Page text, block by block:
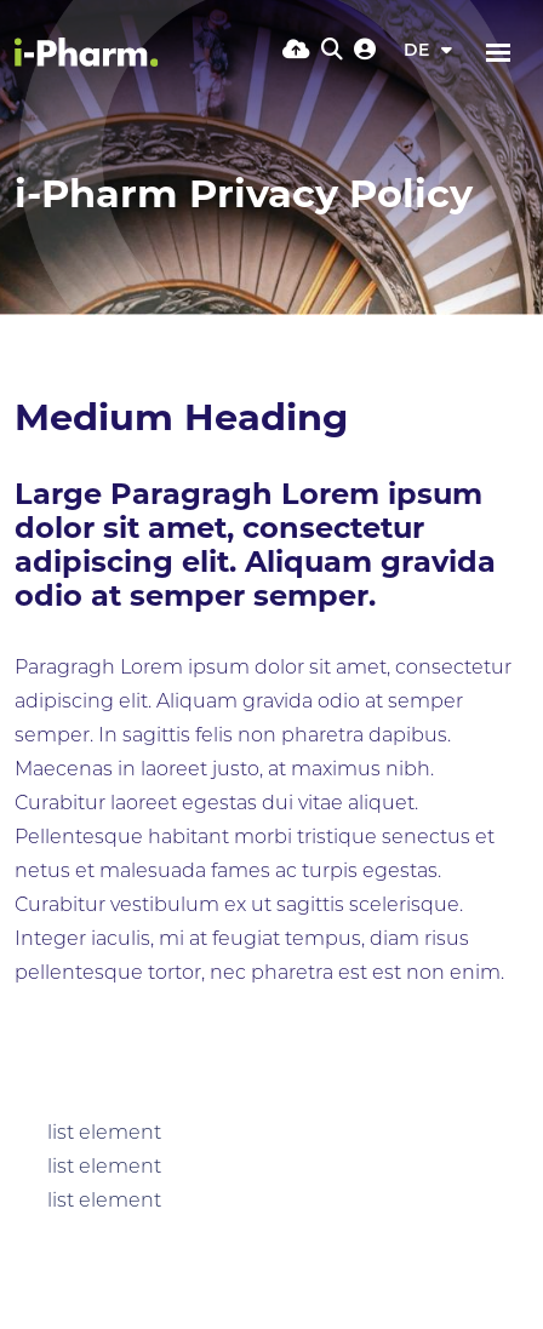
DE
i-Pharm Privacy Policy
Medium Heading
Large Paragragh Lorem ipsum
dolor sit amet, consectetur
adipiscing elit. Aliquam gravida
odio at semper semper.
Paragragh Lorem ipsum dolor sit amet, consectetur
adipiscing elit. Aliquam gravida odio at semper
semper. In sagittis felis non pharetra dapibus.
Maecenas in laoreet justo, at maximus nibh.
Curabitur laoreet egestas dui vitae aliquet.
Pellentesque habitant morbi tristique senectus et
netus et malesuada fames ac turpis egestas.
Curabitur vestibulum ex ut sagittis scelerisque.
Integer iaculis, mi at feugiat tempus, diam risus
pellentesque tortor, nec pharetra est est non enim.
list element
list element
list element